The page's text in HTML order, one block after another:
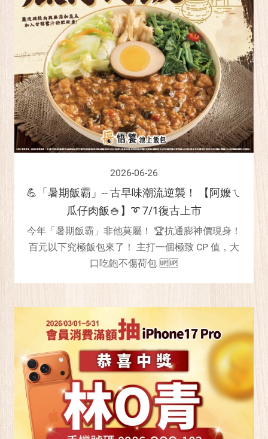
2026-06-26
💪「暑期飯霸」-- 古早味潮流逆襲！ 【阿嬤ㄟ
瓜仔肉飯🍚】➰ 7/1復古上市
今年「暑期飯霸」非他莫屬！ 🏆抗通膨神價現身！
百元以下究極飯包來了！ 主打一個極致 CP 值，大
口吃飽不傷荷包 🆙🆙